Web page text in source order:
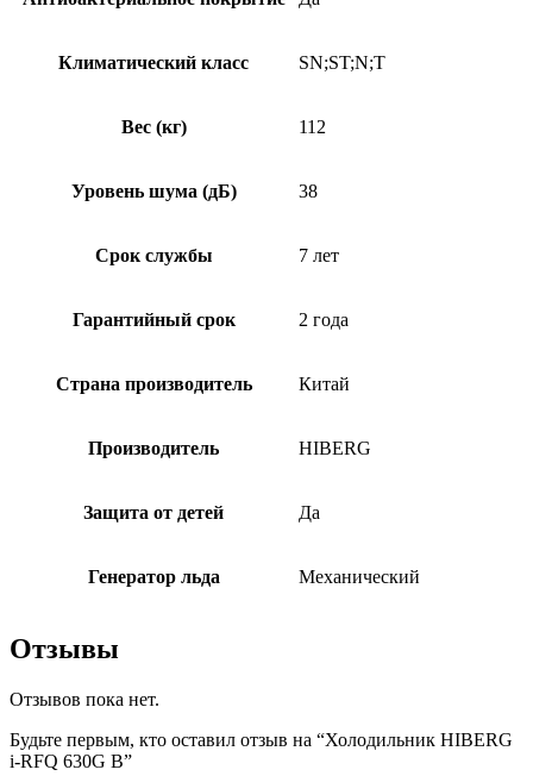
Климатический класс SN;ST;N;T
Вес (кг) 112
Уровень шума (дБ) 38
Срок службы 7 лет
Гарантийный срок 2 года
Страна производитель Китай
Производитель HIBERG
Защита от детей Да
Генератор льда Механический
Отзывы
Отзывов пока нет.
Будьте первым, кто оставил отзыв на “Холодильник HIBERG
i-RFQ 630G B”